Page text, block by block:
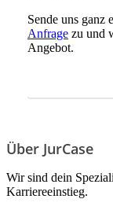
Sende uns ganz
Anfragezu und
Angebot.
Über JurCase
Wir sind dein
Karriereeinstieg.